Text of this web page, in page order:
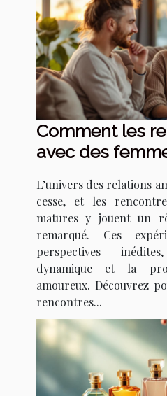
Comment les
avec des
amoureuses ?
L’univers des relations
cesse, et les
matures y jouent un
remarqué. Ces
perspectives
dynamique et la
amoureux. Découvrez
rencontres...